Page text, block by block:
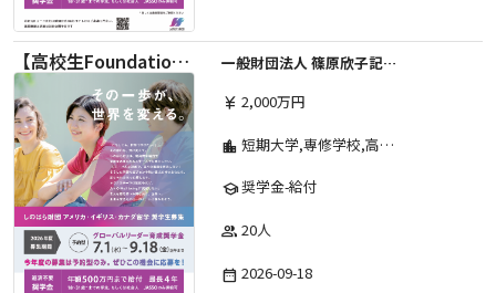
【高校生Foundation Course 】2026年度 しのはら財団 アメリカ・イギリス・カナダ英語留学奨学金
一般財団法人 篠原欣子記念財団 (海外留学奨学金グループ)
currency_yen 2,000万円
location_city 短期大学,専修学校,高等専門学校,その他,高等学校,大学院,大学
school奨学金-給付
group 20人
date_range 2026-09-18